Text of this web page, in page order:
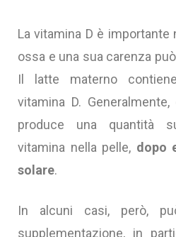
La vitamina D è
ossa e una sua carenza
Il latte materno
vitamina D.
produce una quantità
vitamina nella pelle, dopo
solare.
In alcuni casi, però,
supplementazione, in